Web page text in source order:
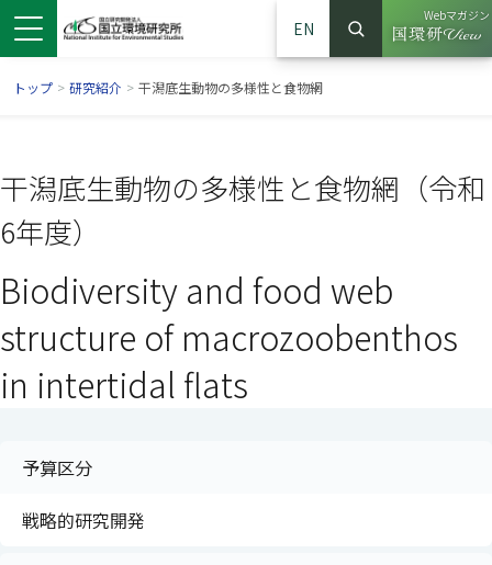
ドウで開きます）
ンドウで開きます）
ウインドウで開きます）
EN
サイト内検索
検索
Webマガジン
（別ウイ
トップ > 研究紹介 > 干潟底生動物の多様性と食物網
干潟底生動物の多様性と食物網（令和
6年度）
Biodiversity and food web
structure of macrozoobenthos
in intertidal flats
予算区分
戦略的研究開発